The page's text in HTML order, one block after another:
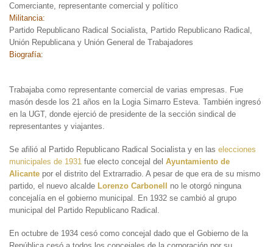
Comerciante, representante comercial y político
Militancia:
Partido Republicano Radical Socialista, Partido Republicano Radical,
Unión Republicana y Unión General de Trabajadores
Biografía:
Trabajaba como representante comercial de varias empresas. Fue
masón desde los 21 años en la Logia Simarro Esteva. También ingresó
en la UGT, donde ejerció de presidente de la sección sindical de
representantes y viajantes.
Se afilió al Partido Republicano Radical Socialista y en las elecciones
municipales de 1931 fue electo concejal del Ayuntamiento de
Alicante por el distrito del Extrarradio. A pesar de que era de su mismo
partido, el nuevo alcalde Lorenzo Carbonell no le otorgó ninguna
concejalía en el gobierno municipal. En 1932 se cambió al grupo
municipal del Partido Republicano Radical.
En octubre de 1934 cesó como concejal dado que el Gobierno de la
República cesó a todos los concejales de la corporación por su